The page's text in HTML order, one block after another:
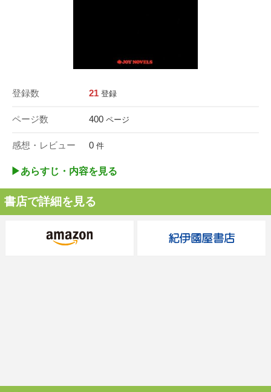
登録数 21 登録
ページ数 400 ページ
感想・レビュー 0 件
▶︎あらすじ・内容を見る
書店で詳細を見る